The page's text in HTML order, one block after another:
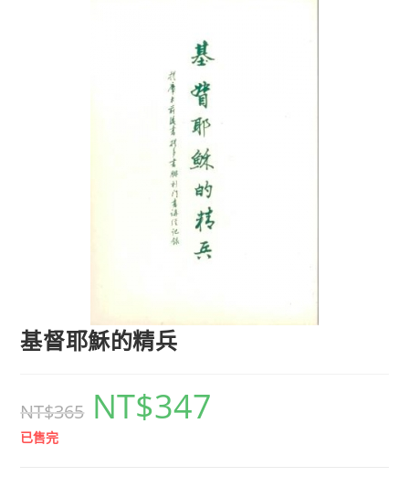
基督耶穌的精兵
NT$365 NT$347
已售完